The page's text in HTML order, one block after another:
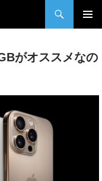
がオススメなの